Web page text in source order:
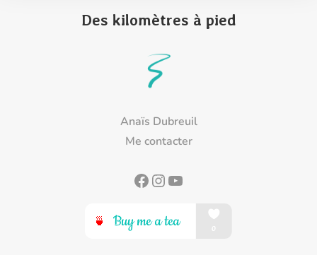
Des kilomètres à pied
Anaïs Dubreuil
Me contacter
Facebook
Instagram
YouTube